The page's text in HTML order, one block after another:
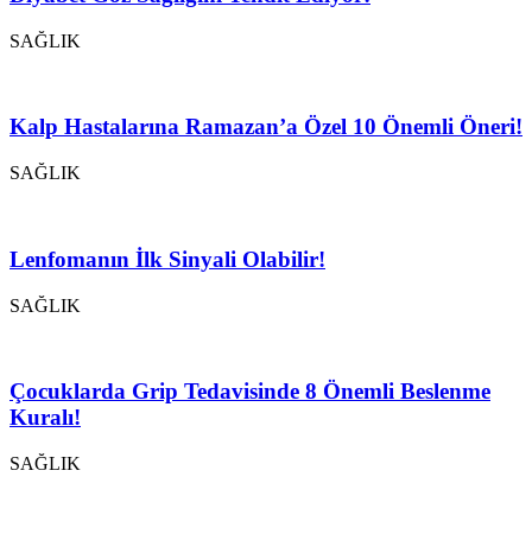
SAĞLIK
Kalp Hastalarına Ramazan’a Özel 10 Önemli Öneri!
SAĞLIK
Lenfomanın İlk Sinyali Olabilir!
SAĞLIK
Çocuklarda Grip Tedavisinde 8 Önemli Beslenme
Kuralı!
SAĞLIK